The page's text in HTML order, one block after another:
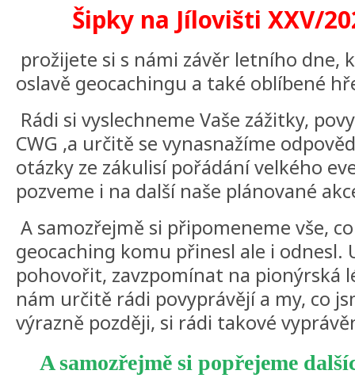
Šipky na Jílovišti XXV/
prožijete si s námi závěr letního dne,
oslavě geocachingu a také oblíbené
Rádi si vyslechneme Vaše zážitky,
CWG ,a určitě se vynasnažíme
otázky ze zákulisí pořádání velkého
pozveme i na další naše plánované
A samozřejmě si připomeneme vše,
geocaching komu přinesl ale i odnesl.
pohovořit, zavzpomínat na pionýrská
nám určitě rádi povyprávějí a my, co
výrazně později, si rádi takové
A samozřejmě si popřejeme